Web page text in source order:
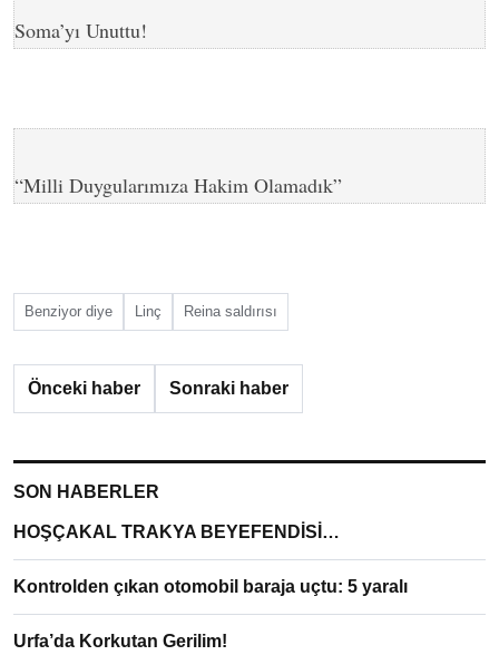
Soma’yı Unuttu!
“Milli Duygularımıza Hakim Olamadık”
Benziyor diye Linç Reina saldırısı
Önceki haber Sonraki haber
SON HABERLER
HOŞÇAKAL TRAKYA BEYEFENDİSİ…
Kontrolden çıkan otomobil baraja uçtu: 5 yaralı
Urfa’da Korkutan Gerilim!